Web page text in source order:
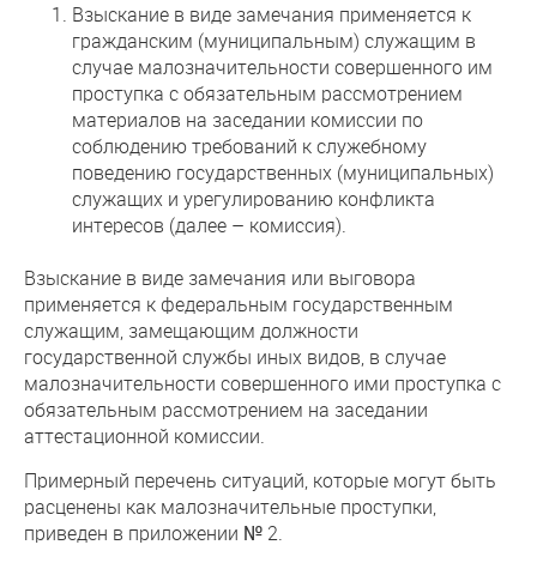
Взыскание в виде замечания применяется к
гражданским (муниципальным) служащим в
случае малозначительности совершенного им
проступка с обязательным рассмотрением
материалов на заседании комиссии по
соблюдению требований к служебному
поведению государственных (муниципальных)
служащих и урегулированию конфликта
интересов (далее – комиссия).
Взыскание в виде замечания или выговора
применяется к федеральным государственным
служащим, замещающим должности
государственной службы иных видов, в случае
малозначительности совершенного ими проступка с
обязательным рассмотрением на заседании
аттестационной комиссии.
Примерный перечень ситуаций, которые могут быть
расценены как малозначительные проступки,
приведен в приложении № 2.